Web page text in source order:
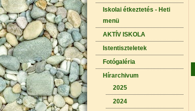
Iskolai étkeztetés - Heti
menü
AKTÍV ISKOLA
Istentiszteletek
Fotógaléria
Hírarchivum
2025
2024